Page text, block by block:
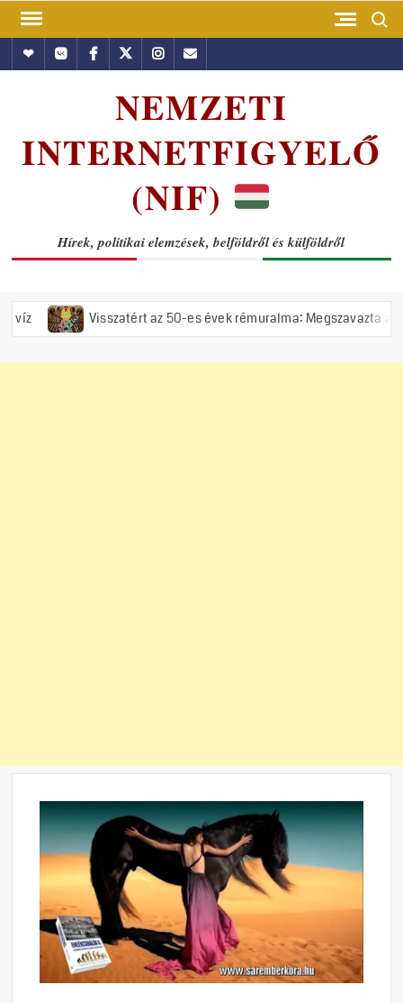
Skip
contentHundubVkontakte
Facebook
TwitterInstagram
Email
NEMZETI
INTERNETFIGYELŐ
(NIF)
Hírek, politikai elemzések, belföldről és külföldről
Visszatért az 50-es évek rémuralma: Megszavazta az országgyűlés